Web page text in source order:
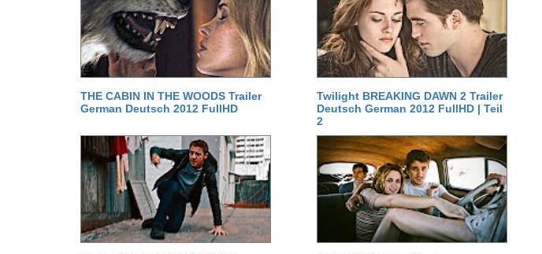
THE CABIN IN THE WOODS Trailer
German Deutsch 2012 FullHD
Twilight BREAKING DAWN 2 Trailer
Deutsch German 2012 FullHD | Teil
2